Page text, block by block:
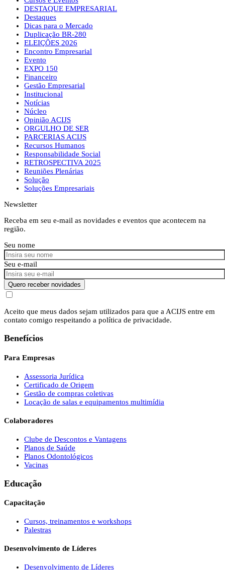
DESTAQUE EMPRESARIAL
Destaques
Dicas para o Mercado
Duplicação BR-280
ELEIÇÕES 2026
Encontro Empresarial
Evento
EXPO 150
Financeiro
Gestão Empresarial
Institucional
Notícias
Núcleo
Opinião ACIJS
ORGULHO DE SER
PARCERIAS ACIJS
Recursos Humanos
Responsabilidade Social
RETROSPECTIVA 2025
Reuniões Plenárias
Solução
Soluções Empresariais
Newsletter
Receba em seu e-mail as novidades e eventos que acontecem na
região.
Seu nome
Seu e-mail
Quero receber novidades
Aceito que meus dados sejam utilizados para que a ACIJS entre em
contato comigo respeitando a política de privacidade.
Benefícios
Para Empresas
Assessoria Jurídica
Certificado de Origem
Gestão de compras coletivas
Locação de salas e equipamentos multimídia
Colaboradores
Clube de Descontos e Vantagens
Planos de Saúde
Planos Odontológicos
Vacinas
Educação
Capacitação
Cursos, treinamentos e workshops
Palestras
Desenvolvimento de Líderes
Desenvolvimento de Líderes